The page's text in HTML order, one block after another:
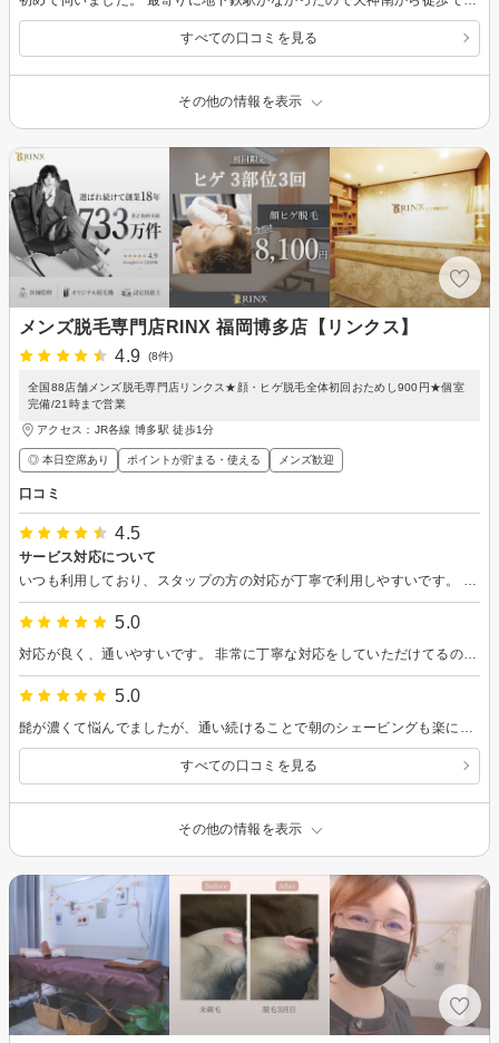
すべての口コミを見る
その他の情報を表示
メンズ脱毛専門店RINX 福岡博多店【リンクス】
4.9
(8件)
全国88店舗メンズ脱毛専門店リンクス★顔・ヒゲ脱毛全体初回おためし900円★個室
完備/21時まで営業
アクセス：JR各線 博多駅 徒歩1分
◎ 本日空席あり ポイントが貯まる・使える メンズ歓迎
口コミ
4.5
サービス対応について
5.0
対応が良く、通いやすいです。 非常に丁寧な対応をしていただけてるので効果を実感できてます。
5.0
すべての口コミを見る
その他の情報を表示